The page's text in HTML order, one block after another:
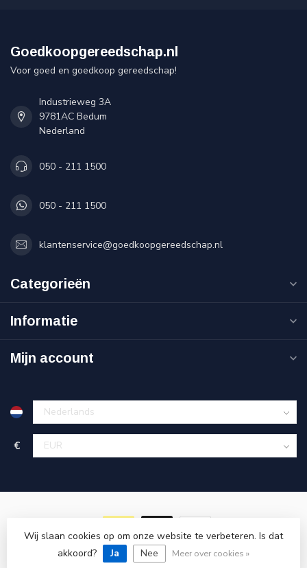
Goedkoopgereedschap.nl
Voor goed en goedkoop gereedschap!
Industrieweg 3A
9781AC Bedum
Nederland
050 - 211 1500
050 - 211 1500
klantenservice@goedkoopgereedschap.nl
Categorieën
Informatie
Mijn account
€
© Copyright 2026 Goedkoopgereedschap.nl
Wij slaan cookies op om onze website te verbeteren. Is dat
akkoord?
Ja Nee Meer over cookies »